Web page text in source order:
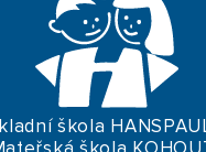
PORADENSTVÍ
škola